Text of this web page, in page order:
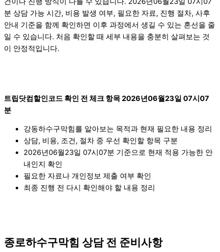
분 상담 가능 시간, 비용 발생 여부, 필요한 자료, 진행 절차, 사후
안내 기준을 함께 확인하면 이후 과정에서 생길 수 있는 혼선을 줄
일 수 있습니다. 처음 확인할 때 세부 내용을 충분히 살펴보는 것
이 안정적입니다.
트립닷컴할인코드 확인 전 체크 항목 2026년06월23일 07시07
분
강동하수구막힘를 알아보는 목적과 현재 필요한 내용 정리
상담, 비용, 조건, 절차 중 우선 확인할 항목 구분
2026년06월23일 07시07분 기준으로 현재 적용 가능한 안
내인지 확인
필요한 자료나 개인정보 제출 여부 확인
최종 진행 전 다시 확인해야 할 내용 정리
종로하수구막힘 상담 전 준비사항